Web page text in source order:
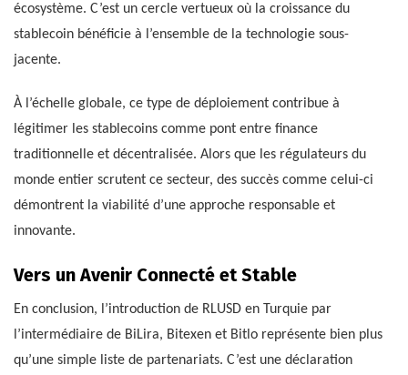
écosystème. C’est un cercle vertueux où la croissance du
stablecoin bénéficie à l’ensemble de la technologie sous-
jacente.
À l’échelle globale, ce type de déploiement contribue à
légitimer les stablecoins comme pont entre finance
traditionnelle et décentralisée. Alors que les régulateurs du
monde entier scrutent ce secteur, des succès comme celui-ci
démontrent la viabilité d’une approche responsable et
innovante.
Vers un Avenir Connecté et Stable
En conclusion, l’introduction de RLUSD en Turquie par
l’intermédiaire de BiLira, Bitexen et Bitlo représente bien plus
qu’une simple liste de partenariats. C’est une déclaration